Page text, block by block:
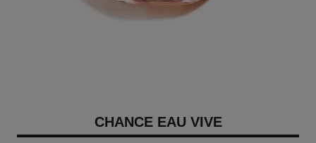
CHANCE EAU VIVE